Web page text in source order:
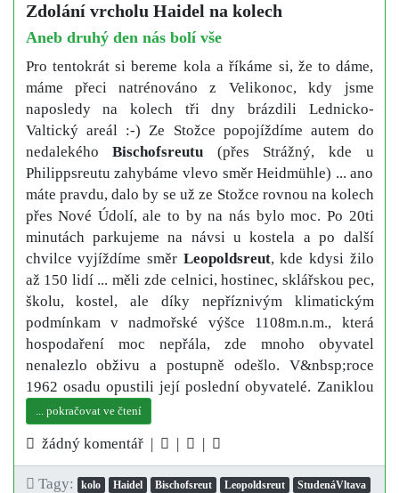
Zdolání vrcholu Haidel na kolech
Aneb druhý den nás bolí vše
Pro tentokrát si bereme kola a říkáme si, že to dáme,
máme přeci natrénováno z Velikonoc, kdy jsme
naposledy na kolech tři dny brázdili Lednicko-
Valtický areál :-) Ze Stožce popojíždíme autem do
nedalekéhoBischofsreutu (přes Strážný, kde u
Philippsreutu zahybáme vlevo směr Heidmühle) ... ano
máte pravdu, dalo by se už ze Stožce rovnou na kolech
přes Nové Údolí, ale to by na nás bylo moc. Po 20ti
minutách parkujeme na návsi u kostela a po další
chvilce vyjíždíme směr Leopoldsreut, kde kdysi žilo
až 150 lidí ... měli zde celnici, hostinec, sklářskou pec,
školu, kostel, ale díky nepříznivým klimatickým
podmínkam v nadmořské výšce 1108m.n.m., která
hospodaření moc nepřála, zde mnoho obyvatel
nenalezlo obživu a postupně odešlo. V&nbsp;roce
1962 osadu opustili její poslední obyvatelé. Zaniklou
... pokračovat ve čtení
žádný komentář | | |
Tagy: kolo Haidel Bischofsreut Leopoldsreut
StudenáVltava